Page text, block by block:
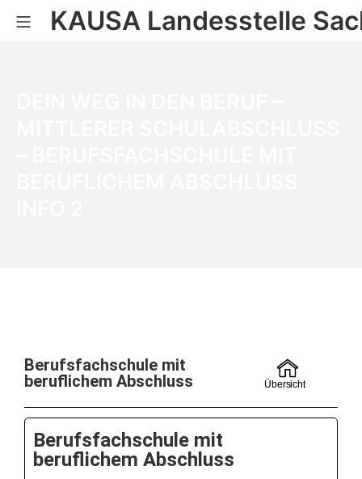
KAUSA Landesstelle
Berufsfachschule mit
beruflichem Abschluss
Übersicht
Berufsfachschule mit
beruflichem Abschluss